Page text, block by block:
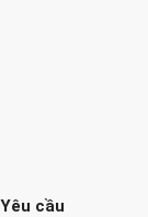
Yêu cầu